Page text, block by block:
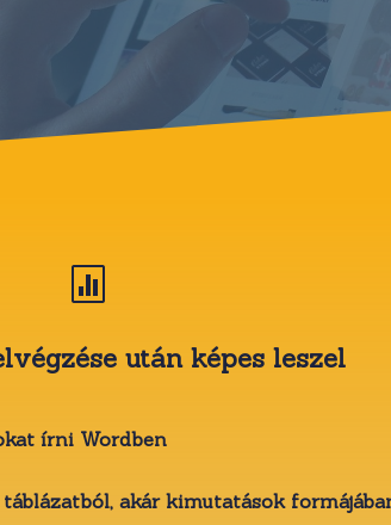

után képes leszel
írni Wordben
akár kimutatások